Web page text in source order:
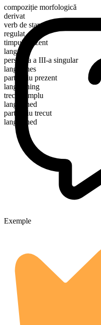
compoziție morfologică
derivat
verb de stare
regulat
timpul prezent
languish
persoana a III-a singular
languishes
participiu prezent
languishing
trecut simplu
languished
participiu trecut
languished
Exemple